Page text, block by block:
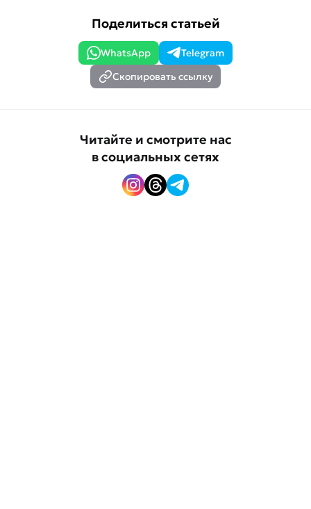
Поделиться статьей
WhatsApp
Telegram
Скопировать ссылку
Читайте и смотрите нас
в социальных сетях